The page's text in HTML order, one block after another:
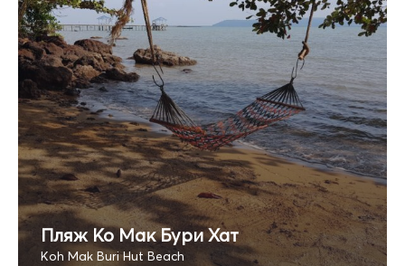
Пляж Ко Мак Бури Хат
Koh Mak Buri Hut Beach